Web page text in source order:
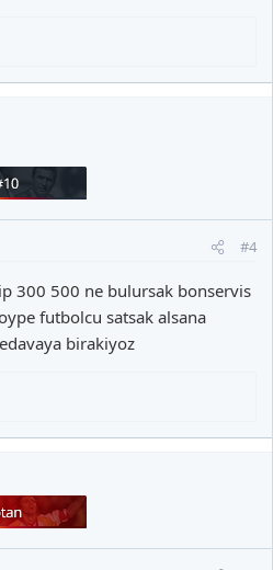
#4
300 500 ne bulursak bonservis
futbolcu satsak alsana
birakiyoz